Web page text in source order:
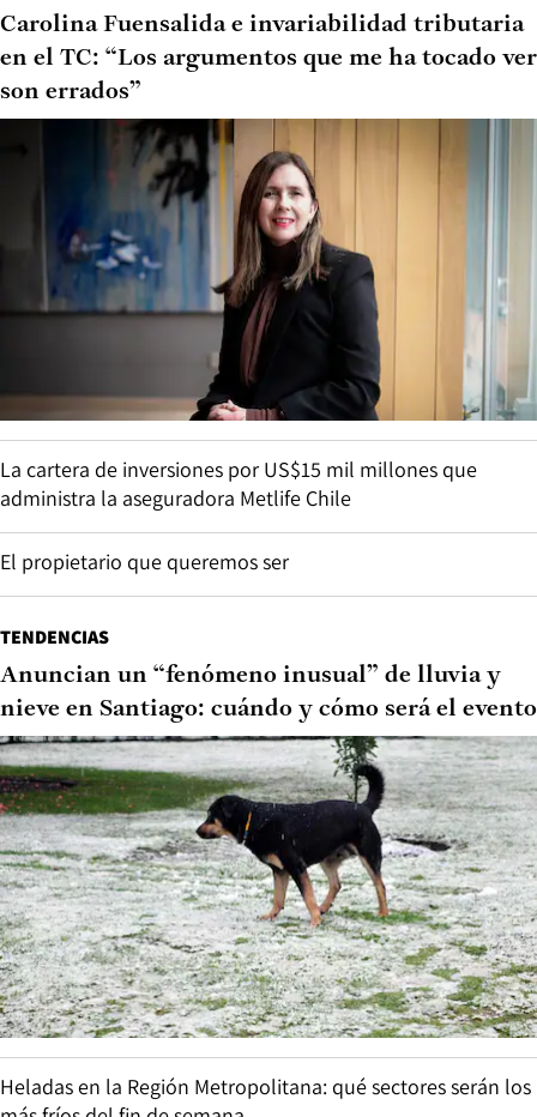
Carolina Fuensalida e invariabilidad tributaria
en el TC: “Los argumentos que me ha tocado ver
son errados”
La cartera de inversiones por US$15 mil millones que
administra la aseguradora Metlife Chile
El propietario que queremos ser
TENDENCIAS
Anuncian un “fenómeno inusual” de lluvia y
nieve en Santiago: cuándo y cómo será el evento
Heladas en la Región Metropolitana: qué sectores serán los